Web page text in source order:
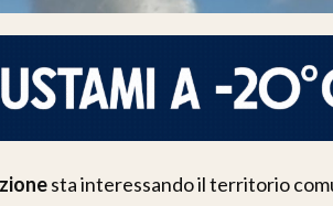
sta interessando il territorio